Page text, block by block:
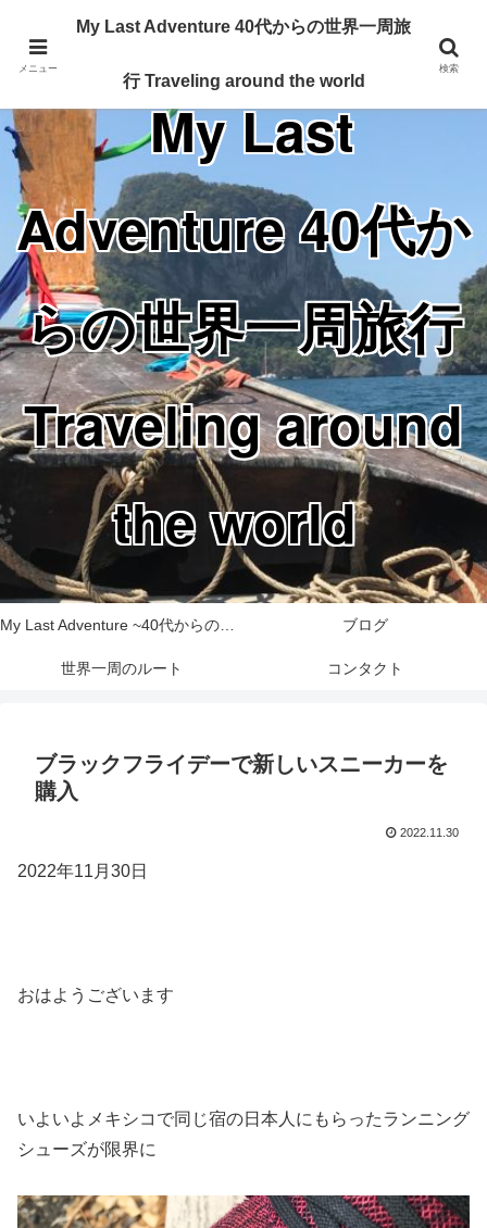
Traveling around the world from my 40's
My Last
Adventure 40代か
らの世界一周旅行
Traveling around
the world
My Last Adventure ~40代からの世界一周旅行記~ ブログ
世界一周のルート コンタクト
ブラックフライデーで新しいスニーカーを
購入
2022.11.30
2022年11月30日
おはようございます
いよいよメキシコで同じ宿の日本人にもらったランニング
シューズが限界に
メニュー
My Last Adventure 40代からの世界一周旅
行 Traveling around the world
検索